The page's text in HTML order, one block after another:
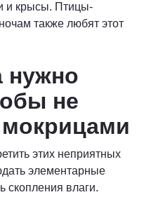
и крысы. Птицы-
также любят этот
нужно
не
мокрицами
этих неприятных
элементарные
скопления влаги.